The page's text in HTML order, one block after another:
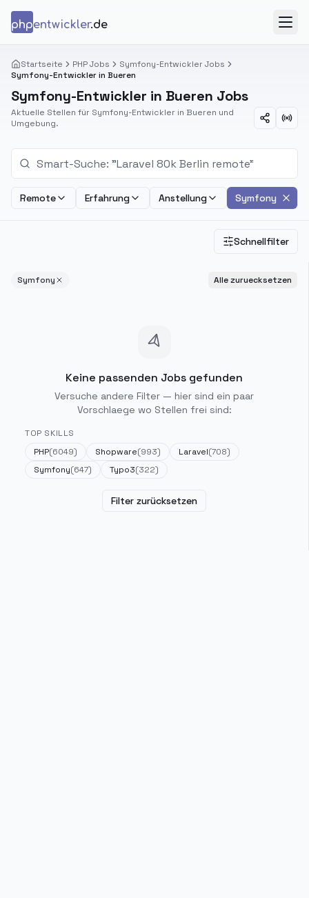
phpentwickler.de
Startseite PHP Jobs
Symfony-Entwickler Jobs
Symfony-Entwickler in Bueren
Symfony-Entwickler in Bueren Jobs
Aktuelle Stellen für Symfony-Entwickler in Bueren und
Umgebung.
Remote Erfahrung Anstellung Symfony
Schnellfilter
Symfony Alle zuruecksetzen
Keine passenden Jobs gefunden
Versuche andere Filter — hier sind ein paar
Vorschlaege wo Stellen frei sind:
TOP SKILLS
PHP(6049) Shopware(993) Laravel(708)
Symfony(647) Typo3(322)
Filter zurücksetzen